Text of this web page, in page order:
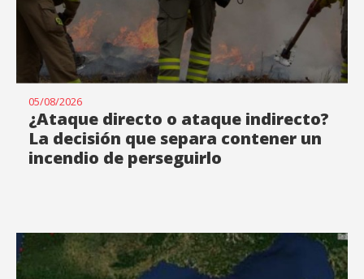
05/08/2026
¿Ataque directo o ataque indirecto?
La decisión que separa contener un
incendio de perseguirlo